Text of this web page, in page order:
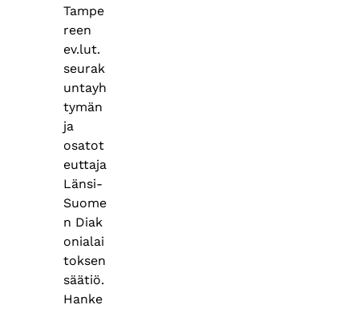
Tampe
reen
ev.lut.
seurak
untayh
tymän
ja
osatot
euttaja
Länsi-
Suome
n Diak
onialai
toksen
säätiö.
Hanke